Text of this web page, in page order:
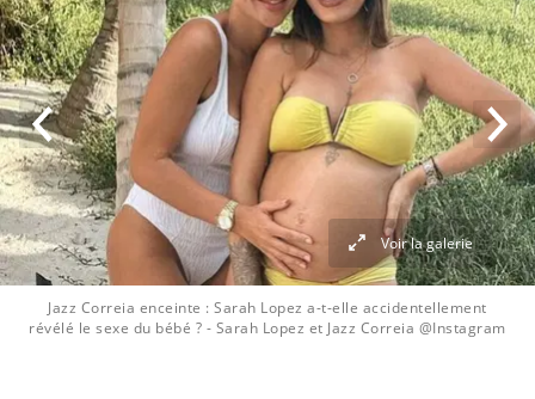
Jazz Correia enceinte : Sarah Lopez a-t-elle accidentellement
révélé le sexe du bébé ? - Sarah Lopez et Jazz Correia @Instagram
Voir la galerie